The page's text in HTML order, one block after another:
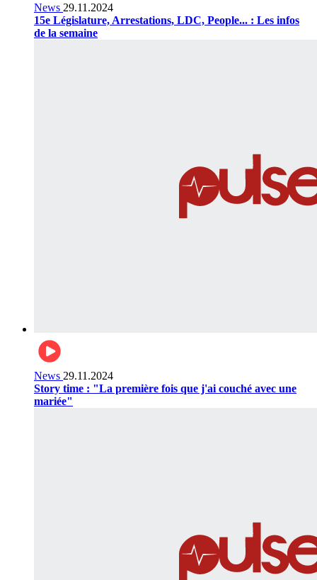
News 29.11.2024
15e Législature, Arrestations, LDC, People... : Les infos
de la semaine
News 29.11.2024
Story time : "La première fois que j'ai couché avec une
mariée"